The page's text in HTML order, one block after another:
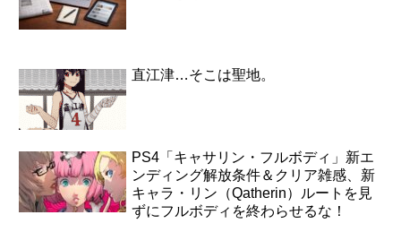
直江津…そこは聖地。
PS4「キャサリン・フルボディ」新エ
ンディング解放条件＆クリア雑感、新
キャラ・リン（Qatherin）ルートを見
ずにフルボディを終わらせるな！